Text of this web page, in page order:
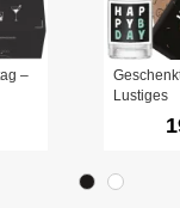
–
Lustiges
Gute